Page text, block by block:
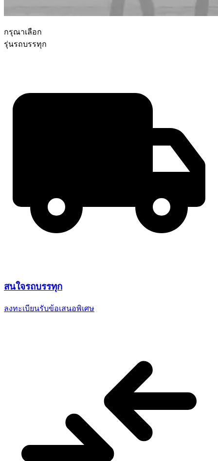
กรุณาเลือก
รุ่นรถบรรทุก
สนใจรถบรรทุก
ลงทะเบียนรับข้อเสนอพิเศษ